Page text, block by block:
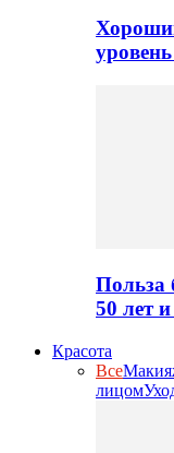
Польза
50 лет
Красота
Все
лицом